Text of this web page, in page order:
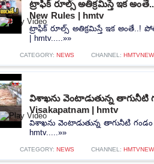
ట్రాఫిక్ రూల్స్ అతిక్రమిస్తే ఇక
New Rules | hmtv
ట్రాఫిక్ రూల్స్ అతిక్రమిస్తే ఇక అంతే..!
| hmtv.....»»
CATEGORY: NEWS CHANNEL:
విశాఖను వెంటాడుతున్న తాగునీటి
Visakapatnam | hmtv
విశాఖను వెంటాడుతున్న తాగునీటి గండం |
hmtv.....»»
CATEGORY: NEWS CHANNEL: